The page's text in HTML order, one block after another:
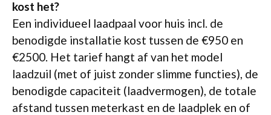
kost het?
Een individueel laadpaal voor huis incl. de
benodigde installatie kost tussen de €950 en
€2500. Het tarief hangt af van het model
laadzuil (met of juist zonder slimme functies), de
benodigde capaciteit (laadvermogen), de totale
afstand tussen meterkast en de laadplek en of